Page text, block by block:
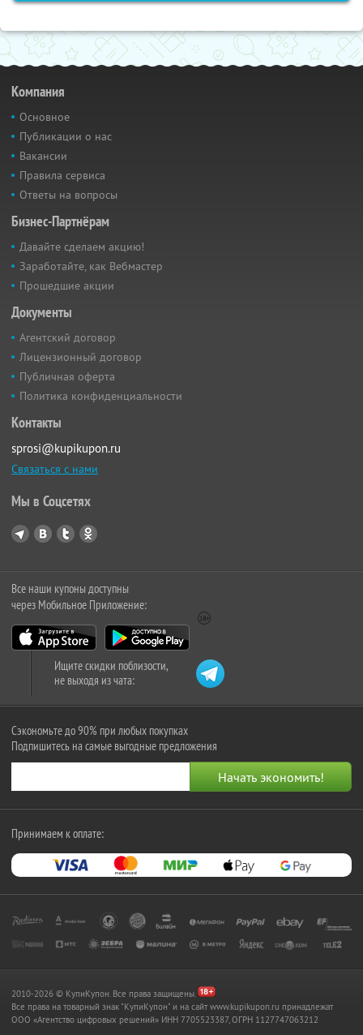
Компания
Основное
Публикации о нас
Вакансии
Правила сервиса
Ответы на вопросы
Бизнес-Партнёрам
Давайте сделаем акцию!
Заработайте, как Вебмастер
Прошедшие акции
Документы
Агентский договор
Лицензионный договор
Публичная оферта
Политика конфиденциальности
Контакты
sprosi@kupikupon.ru
Связаться с нами
Мы в Соцсетях
Все наши купоны доступны
через Мобильное Приложение:
Ищите скидки поблизости,
не выходя из чата:
Сэкономьте до 90% при любых покупках
Подпишитесь на самые выгодные предложения
Принимаем к оплате:
2010-2026 © КупиКупон. Все права защищены.
Все права на товарный знак "КупиКупон" и на сайт www.kupikupon.ru принадлежат
OOO «Агентство цифровых решений» ИНН 7705523387, ОГРН 1127747063212